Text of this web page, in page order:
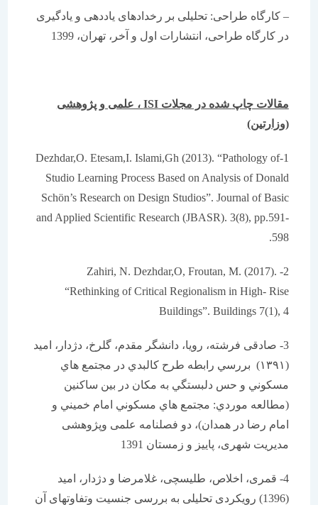
– کارگاه طراحی: تحلیلی بر رخدادهای یاددهی و یادگیری
در کارگاه طراحی، انتشارات اول و آخر، تهران، 1399
مقالات چاپشده در مجلاتISI، علمی و پژوهشی
(وزارتین)
1-Dezhdar,O. Etesam,I. Islami,Gh (2013). “Pathology of
Studio Learning Process Based on Analysis of Donald
Schön’s Research on Design Studios”. Journal of Basic
and Applied Scientific Research (JBASR). 3(8), pp.591-
2- Zahiri, N. Dezhdar,O, Froutan, M. (2017).
“Rethinking of Critical Regionalism in High- Rise
Buildings”. Buildings 7(1), 4
3- صادقی فرشته، رویا، دانشگر مقدم، گلرخ، دژدار، امید
(۱۳۹۱) بررسي رابطه طرح کالبدي در مجتمع هاي
مسکوني و حس دلبستگي به مکان در بين ساکنين
(مطالعه موردي: مجتمع هاي مسکوني امام خميني و
امام رضا در همدان)، دو فصلنامه علمی وپژوهشی
مدیریت شهری، پاییز و زمستان 1391
4- قمری، اخلاص، طلیسچی، غلامرضا و دژدار، امید
(1396) رویکردی تحلیلی به بررسی جنسیت وتفاوتهای آن